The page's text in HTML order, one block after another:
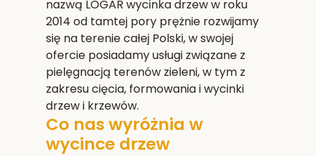
nazwą LOGAR wycinka drzew w roku
2014 od tamtej pory prężnie rozwijamy
się na terenie całej Polski, w swojej
ofercie posiadamy usługi związane z
pielęgnacją terenów zieleni, w tym z
zakresu cięcia, formowania i wycinki
drzew i krzewów.
Co nas wyróżnia w
wycince drzew